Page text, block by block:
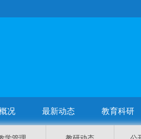
况 最新动态 教育科研